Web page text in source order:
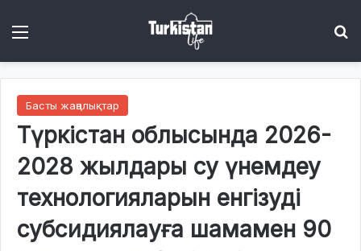
Басты жаңалықтар
Түркістан облысында 2026-
2028 жылдары су үнемдеу
технологияларын енгізуді
субсидиялауға шамамен 90